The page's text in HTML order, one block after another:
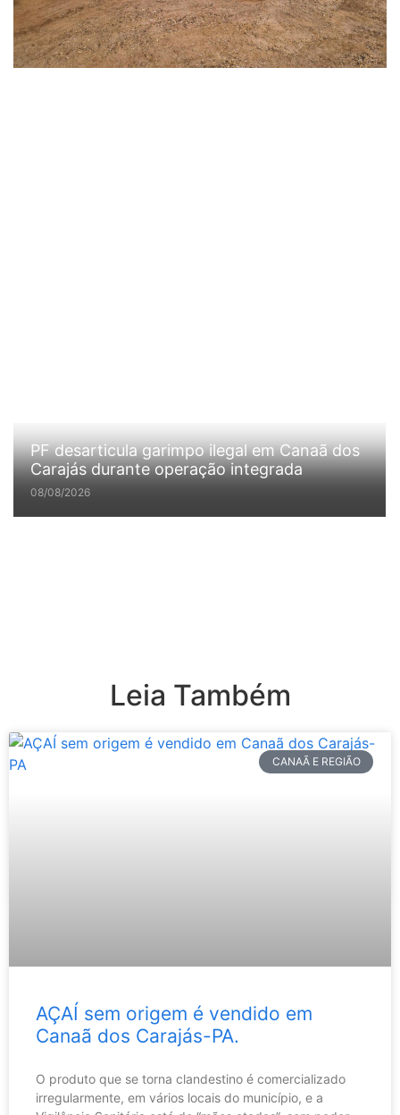
PF desarticula garimpo ilegal em Canaã dos
Carajás durante operação integrada
08/08/2026
Leia Também
CANAÃ E REGIÃO
AÇAÍ sem origem é vendido em
Canaã dos Carajás-PA.
O produto que se torna clandestino é comercializado
irregularmente, em vários locais do município, e a